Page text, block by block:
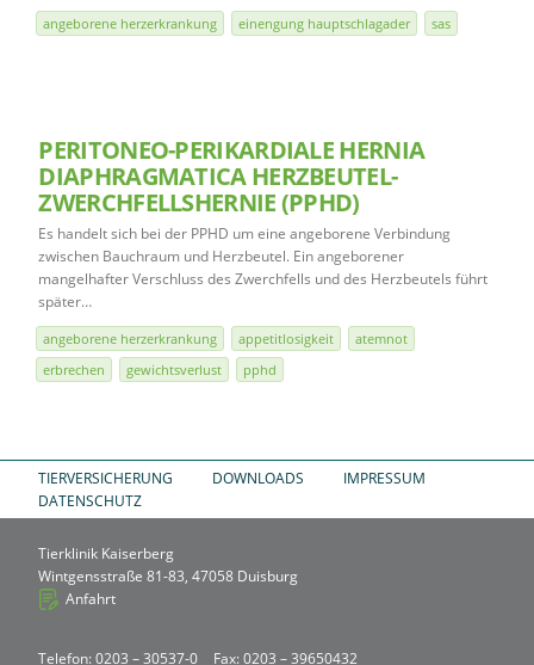
angeborene herzerkrankung einengung hauptschlagader sas
PERITONEO-PERIKARDIALE HERNIA
DIAPHRAGMATICA HERZBEUTEL-
ZWERCHFELLSHERNIE (PPHD)
Es handelt sich bei der PPHD um eine angeborene Verbindung
zwischen Bauchraum und Herzbeutel. Ein angeborener
mangelhafter Verschluss des Zwerchfells und des Herzbeutels führt
später…
angeborene herzerkrankung appetitlosigkeit
atemnot
erbrechen
gewichtsverlust pphd
TIERVERSICHERUNG DOWNLOADS
IMPRESSUM
DATENSCHUTZ
Tierklinik Kaiserberg
Wintgensstraße 81-83, 47058 Duisburg
Anfahrt
Telefon: 0203 – 30537-0 Fax: 0203 – 39650432